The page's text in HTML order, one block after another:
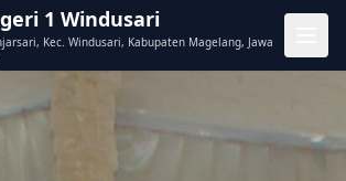
1 Windusari
Kec. Windusari, Kabupaten Magelang, Jawa